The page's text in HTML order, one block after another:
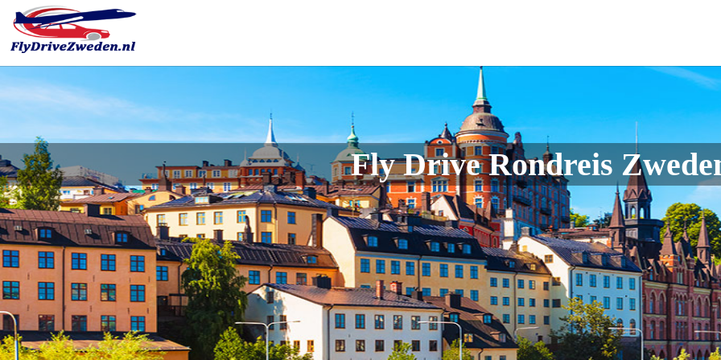
Fly Drive Rondreis